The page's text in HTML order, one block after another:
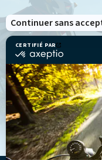
CERTIFIÉ PAR
certifié
Axeptio
-
En
savoir
plus
sur
Axeptio
Continuer sans
Découvrez toute